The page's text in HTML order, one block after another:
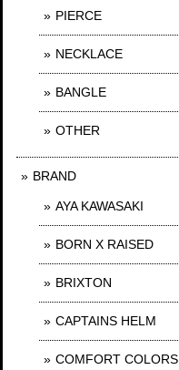
PIERCE
NECKLACE
BANGLE
OTHER
BRAND
AYA KAWASAKI
BORN X RAISED
BRIXTON
CAPTAINS HELM
COMFORT COLORS